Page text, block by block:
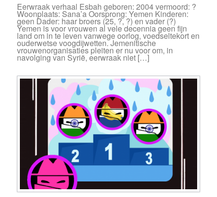
Eerwraak verhaal Esbah geboren: 2004 vermoord: ?
Woonplaats: Sana’a Oorsprong: Yemen Kinderen:
geen Dader: haar broers (25, ?, ?) en vader (?)
Yemen is voor vrouwen al vele decennia geen fijn
land om in te leven vanwege oorlog, voedseltekort en
ouderwetse voogdijwetten. Jemenitische
vrouwenorganisaties pleiten er nu voor om, in
navolging van Syrië, eerwraak niet […]